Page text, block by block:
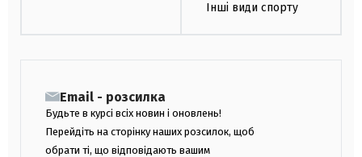
Інші види спорту
Email - розсилка
Будьте в курсі всіх новин і оновлень!
Перейдіть на сторінку наших розсилок, щоб
обрати ті, що відповідають вашим